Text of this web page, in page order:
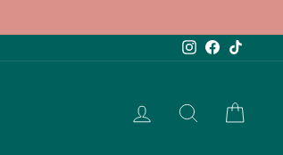
Instagram
Facebook
SE CONNECTER